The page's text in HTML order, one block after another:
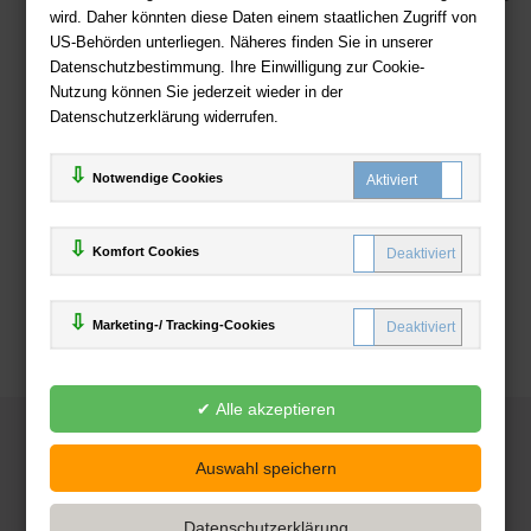
wird. Daher könnten diese Daten einem staatlichen Zugriff von
US-Behörden unterliegen. Näheres finden Sie in unserer
Datenschutzbestimmung. Ihre Einwilligung zur Cookie-
Nutzung können Sie jederzeit wieder in der
Datenschutzerklärung widerrufen.
Notwendige Cookies
Komfort Cookies
Marketing-/ Tracking-Cookies
Zahlweisen
Deutsche-Buchhandlung.de
www.deutsche-buchhandlung.de ist ein Angebot der
Handelsgesellschaft mbH
Powered by Inooga